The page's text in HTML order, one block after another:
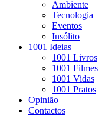
Ambiente
Tecnologia
Eventos
Insólito
1001 Ideias
1001 Livros
1001 Filmes
1001 Vidas
1001 Pratos
Opinião
Contactos